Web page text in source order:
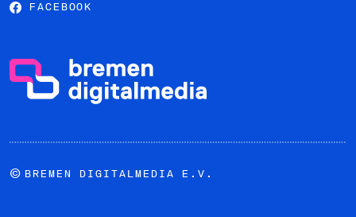
FACEBOOK
© BREMEN DIGITALMEDIA E.V.